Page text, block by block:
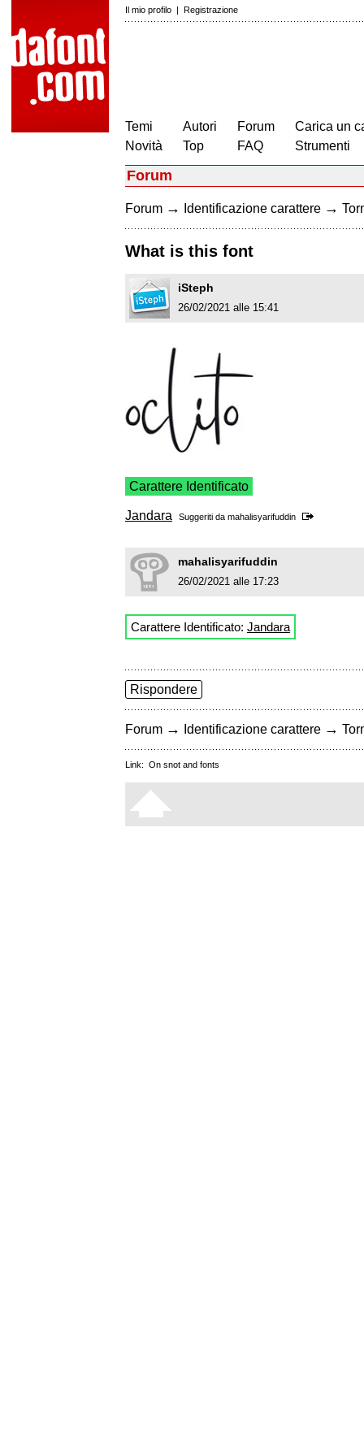
Il mio profilo | Registrazione
Temi
Novità
Autori
Top
Forum
FAQ
Carica un
Strumenti
Forum
Forum → Identificazione carattere →
What is this font
iSteph
26/02/2021 alle 15:41
Carattere Identificato
Jandara Suggeriti da mahalisyarifuddin
mahalisyarifuddin
26/02/2021 alle 17:23
Carattere Identificato: Jandara
Rispondere
Forum → Identificazione carattere →
Link: On snot and fonts